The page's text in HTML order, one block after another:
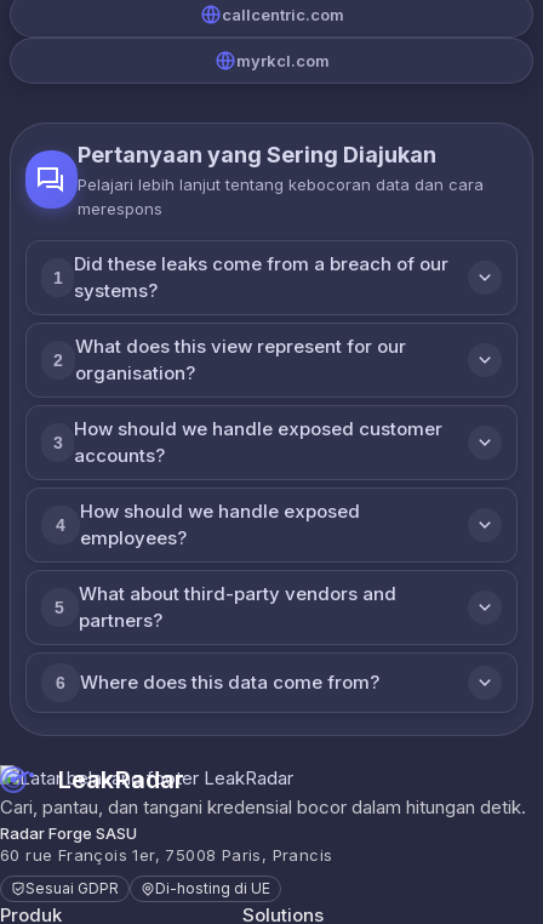
callcentric.com
myrkcl.com
Pertanyaan yang Sering Diajukan
Pelajari lebih lanjut tentang kebocoran data dan cara
merespons
1
Did these leaks come from a breach of our
systems?
2
What does this view represent for our
organisation?
3
How should we handle exposed customer
accounts?
4
How should we handle exposed
employees?
5
What about third-party vendors and
partners?
6 Where does this data come from?
LeakRadar
Cari, pantau, dan tangani kredensial bocor dalam hitungan detik.
Radar Forge SASU
60 rue François 1er, 75008 Paris, Prancis
Sesuai GDPR Di-hosting di UE
Produk Solutions